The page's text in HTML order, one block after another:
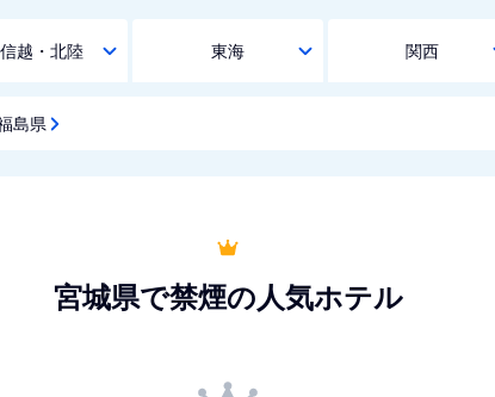
島県
越・北陸 東海 関西
宮城県で禁煙の人気ホテル